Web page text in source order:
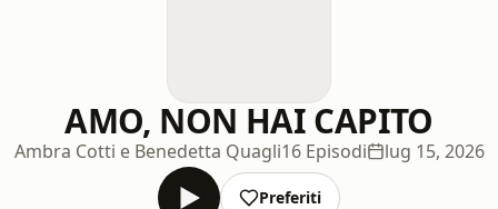
AMO, NON HAI CAPITO
Ambra Cotti e Benedetta Quagli16 Episodi lug 15, 2026
Preferiti